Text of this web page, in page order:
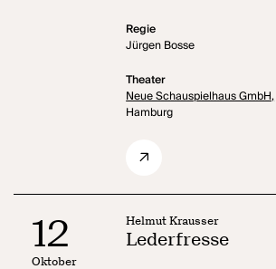
Regie
Jürgen Bosse
Theater
Neue Schauspielhaus GmbH,
Hamburg
12
Oktober
Helmut Krausser
Lederfresse